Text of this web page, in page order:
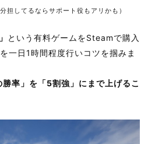
担してるならサポート役もアリかも）
という有料ゲームをSteamで購入
一日1時間程度行いコツを掴みま
勝率」を「5割強」にまで上げるこ